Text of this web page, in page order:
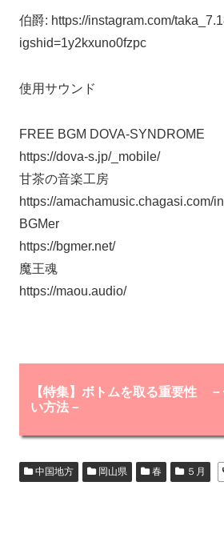
伯爵: https://instagram.com/
igshid=1y2kxuno0fzpc
使用サウンド
FREE BGM DOVA-SYNDROME
https://dova-s.jp/_mobile/
甘茶の音楽工房
https://amachamusic.chagasi.com/
BGMer
https://bgmer.net/
魔王魂
https://maou.audio/
【特集】ボトムを取る重要性
い方法－
中国地方 岡山県 春 ５月